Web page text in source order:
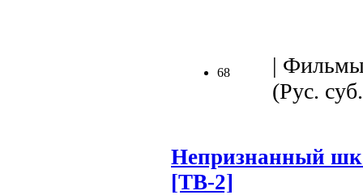
68
|
(Рус.
Непризнанный
[ТВ-2]